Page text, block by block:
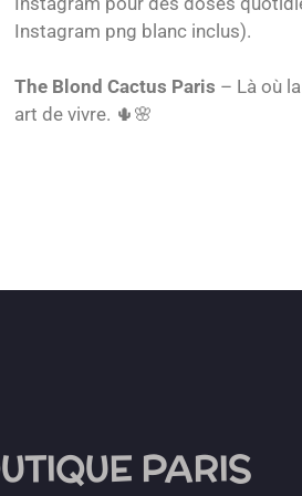
Instagram png blanc inclus).
The Blond Cactus Paris – Là où
art de vivre. 🌵🌸
PARIS